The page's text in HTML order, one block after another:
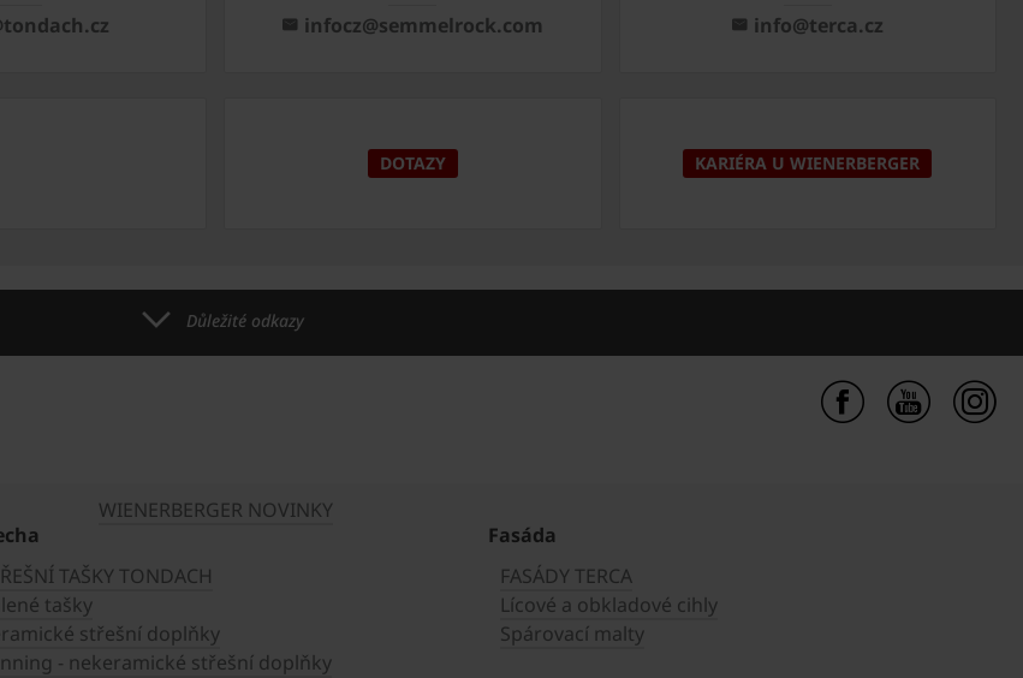
infocz@semmelrock.com info@terca.cz
DOTAZY KARIÉRA U WIENERBERGER
Důležité odkazy
WIENERBERGER NOVINKY
TAŠKY TONDACH
tašky
střešní doplňky
- nekeramické střešní doplňky
Fasáda
FASÁDY TERCA
Lícové a obkladové cihly
Spárovací malty